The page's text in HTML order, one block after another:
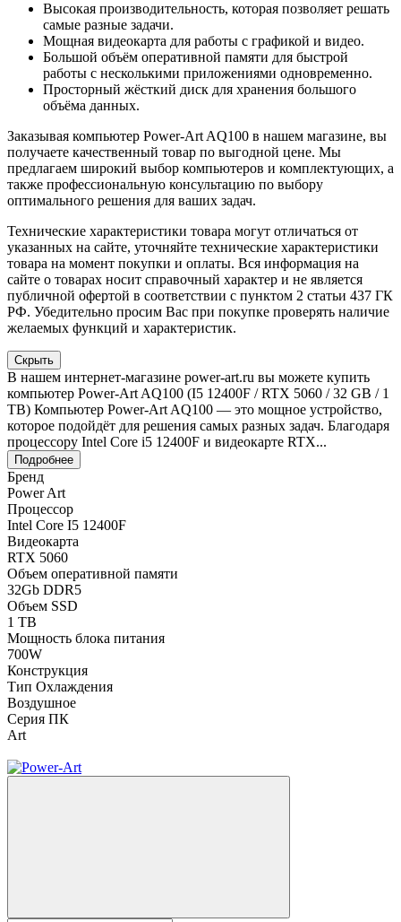
Высокая производительность, которая позволяет решать
самые разные задачи.
Мощная видеокарта для работы с графикой и видео.
Большой объём оперативной памяти для быстрой
работы с несколькими приложениями одновременно.
Просторный жёсткий диск для хранения большого
объёма данных.
Заказывая компьютер Power-Art AQ100 в нашем магазине, вы
получаете качественный товар по выгодной цене. Мы
предлагаем широкий выбор компьютеров и комплектующих, а
также профессиональную консультацию по выбору
оптимального решения для ваших задач.
Технические характеристики товара могут отличаться от
указанных на сайте, уточняйте технические характеристики
товара на момент покупки и оплаты. Вся информация на
сайте о товарах носит справочный характер и не является
публичной офертой в соответствии с пунктом 2 статьи 437 ГК
РФ. Убедительно просим Вас при покупке проверять наличие
желаемых функций и характеристик.
Скрыть
В нашем интернет-магазине power-art.ru вы можете купить
компьютер Power-Art AQ100 (I5 12400F / RTX 5060 / 32 GB / 1
TB) Компьютер Power-Art AQ100 — это мощное устройство,
которое подойдёт для решения самых разных задач. Благодаря
процессору Intel Core i5 12400F и видеокарте RTX...
Подробнее
Бренд
Power Art
Процессор
Intel Core I5 12400F
Видеокарта
RTX 5060
Объем оперативной памяти
32Gb DDR5
Объем SSD
1 TB
Мощность блока питания
700W
Конструкция
Тип Охлаждения
Воздушное
Серия ПК
Art